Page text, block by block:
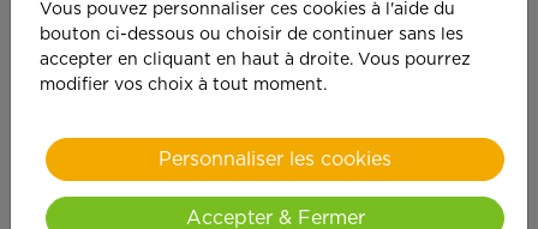
On est toujours plus
performant
quand on y met du
cœur !
Vous pouvez personnaliser ces cookies à l'aide du
bouton ci-dessous ou choisir de continuer sans les
accepter en cliquant en haut à droite. Vous pourrez
modifier vos choix à tout moment.
Personnaliser les cookies
Accepter & Fermer